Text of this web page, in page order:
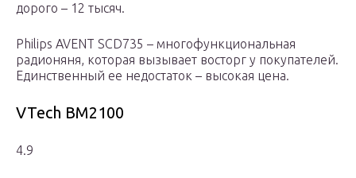
дорого – 12 тысяч.
Philips AVENT SCD735 – многофункциональная
радионяня, которая вызывает восторг у покупателей.
Единственный ее недостаток – высокая цена.
VTech BM2100
4.9